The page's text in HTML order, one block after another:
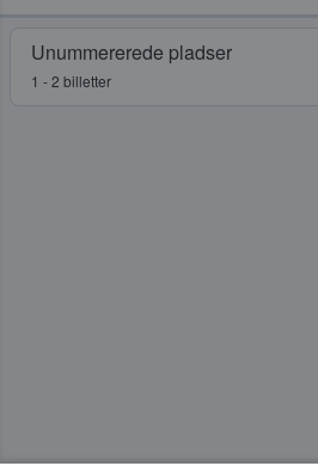
Unummererede pladser
1 - 2 billetter